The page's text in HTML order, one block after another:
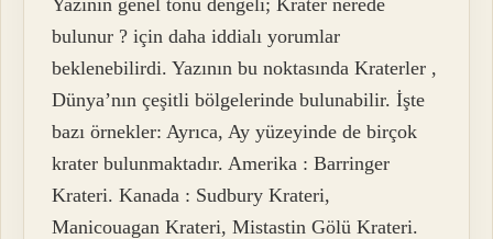
bulunur ? için daha iddialı yorumlar
beklenebilirdi. Yazının bu noktasında Kraterler ,
Dünya’nın çeşitli bölgelerinde bulunabilir. İşte
bazı örnekler: Ayrıca, Ay yüzeyinde de birçok
krater bulunmaktadır. Amerika : Barringer
Krateri. Kanada : Sudbury Krateri,
Manicouagan Krateri, Mistastin Gölü Krateri.